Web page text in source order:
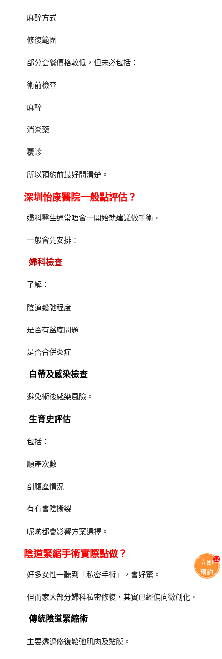
麻醉方式
修復範圍
部分套餐價格較低，但未必包括：
術前檢查
麻醉
消炎藥
覆診
所以預約前最好問清楚。
深圳怡康醫院一般點評估？
婦科醫生通常唔會一開始就建議做手術。
一般會先安排：
婦科檢查
了解：
陰道鬆弛程度
是否有盆底問題
是否合併炎症
白帶及感染檢查
避免術後感染風險。
生育史評估
包括：
順產次數
剖腹產情況
有冇會陰撕裂
呢啲都會影響方案選擇。
陰道緊縮手術實際點做？
好多女性一聽到「私密手術」，會好驚。
但而家大部分婦科私密修復，其實已經偏向微創化。
傳統陰道緊縮術
主要透過修復鬆弛肌肉及黏膜。
立即
預約
12